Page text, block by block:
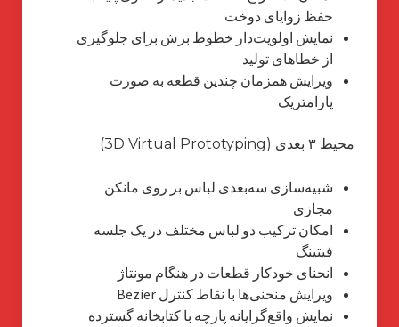
حفظ زوایای دوخت
نمایش اولویت‌دار خطوط برش برای جلوگیری
از خطاهای تولید
ویرایش همزمان چندین قطعه به صورت
پارامتریک
محیط ۳ بعدی (3D Virtual Prototyping)
شبیه‌سازی سه‌بعدی لباس بر روی مانکن
مجازی
امکان ترکیب دو لباس مختلف در یک جلسه
فیتینگ
انحنای خودکار قطعات در هنگام مونتاژ
ویرایش منحنی‌ها با نقاط کنترل Bezier
نمایش واقع‌گرایانه پارچه با کتابخانه گسترده